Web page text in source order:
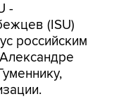
-
(ISU)
российским